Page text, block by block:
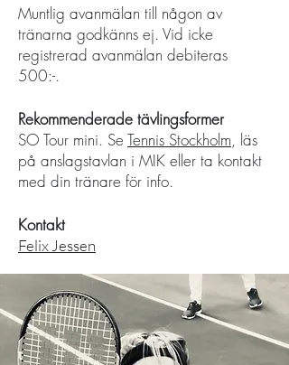
Muntlig avanmälan till någon av
tränarna godkänns ej. Vid icke
registrerad avanmälan debiteras
500:-.
Rekommenderade tävlingsformer
SO Tour mini. Se Tennis Stockholm, läs
på anslagstavlan i MIK eller ta kontakt
med din tränare för info.
Kontakt
Felix Jessen